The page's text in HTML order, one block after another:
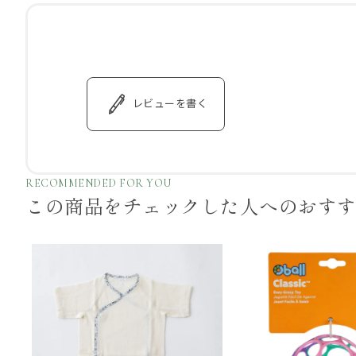
レビューを書く
RECOMMENDED FOR YOU
この商品をチェックした 人へのおす